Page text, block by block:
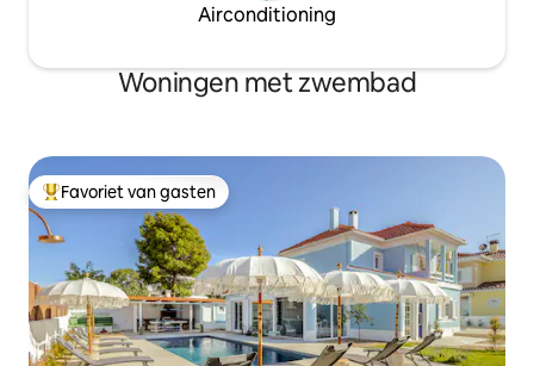
Airconditioning
Woningen met zwembad
Topfavoriet van gasten
Favoriet van gasten